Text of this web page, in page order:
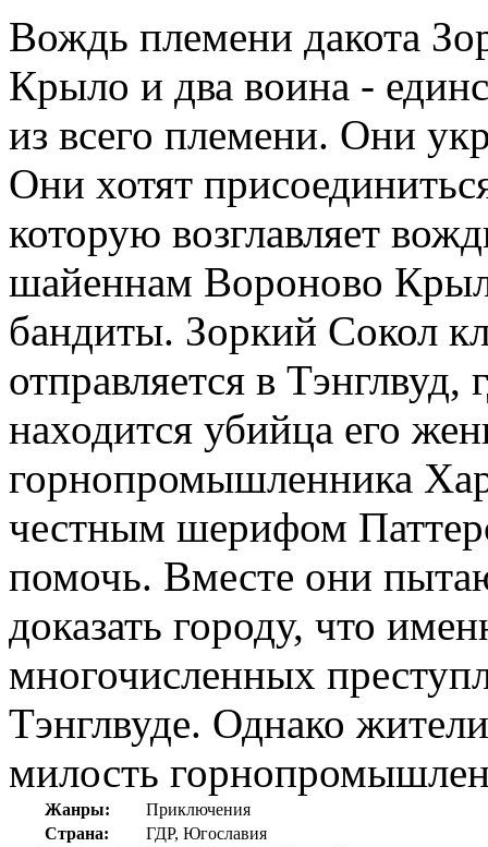
Вождь племени дакота
Крыло и два воина -
из всего племени. Они
Они хотят
которую возглавляет
шайеннам Вороново
бандиты. Зоркий Сокол
отправляется в Тэнглвуд,
находится убийца его
горнопромышленника
честным шерифом
помочь. Вместе они
доказать городу, что
многочисленных
Тэнглвуде. Однако
милость
Жанры:
Приключения
Страна:
ГДР, Югославия